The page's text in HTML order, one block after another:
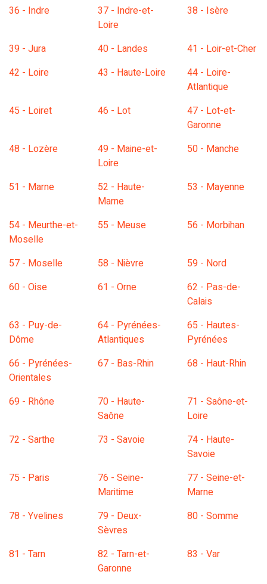
36 - Indre
37 - Indre-et-
Loire
38 - Isère
39 - Jura 40 - Landes
41 - Loir-et-Cher
42 - Loire
43 - Haute-Loire
44 - Loire-
Atlantique
45 - Loiret
46 - Lot
47 - Lot-et-
Garonne
48 - Lozère
49 - Maine-et-
Loire
50 - Manche
51 - Marne
52 - Haute-
Marne
53 - Mayenne
54 - Meurthe-et-
Moselle
55 - Meuse 56 - Morbihan
57 - Moselle 58 - Nièvre
59 - Nord
60 - Oise
61 - Orne
62 - Pas-de-
Calais
63 - Puy-de-
Dôme
64 - Pyrénées-
Atlantiques
65 - Hautes-
Pyrénées
66 - Pyrénées-
Orientales
67 - Bas-Rhin 68 - Haut-Rhin
69 - Rhône
70 - Haute-
Saône
71 - Saône-et-
Loire
72 - Sarthe
73 - Savoie
74 - Haute-
Savoie
75 - Paris
76 - Seine-
Maritime
77 - Seine-et-
Marne
78 - Yvelines
79 - Deux-
Sèvres
80 - Somme
81 - Tarn
82 - Tarn-et-
Garonne
83 - Var